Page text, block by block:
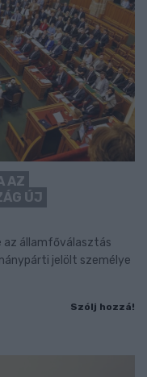
AZ
ÚJ
az államfőválasztás
jelölt személye
Szólj hozzá!